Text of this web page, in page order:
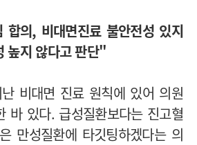
의, 비대면진료 불안전성 있지
높지 않다고 판단"
비대면 진료 원칙에 있어 의원
바 있다. 급성질환보다는 진고혈
만성질환에 타깃팅하겠다는 의